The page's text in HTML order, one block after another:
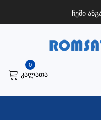
ჩემი
0
კალათა